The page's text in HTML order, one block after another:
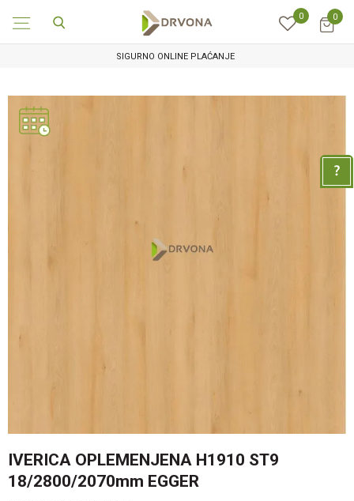
0 0
SIGURNO ONLINE PLAĆANJE
IVERICA OPLEMENJENA H1910 ST9
18/2800/2070mm EGGER